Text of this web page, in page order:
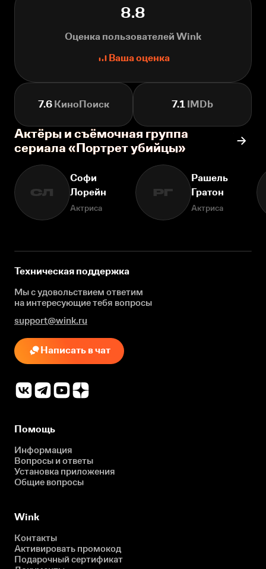
8.8
Оценка пользователей Wink
Ваша оценка
7.6 КиноПоиск 7.1 IMDb
Актёры и съёмочная группа
сериала «Портрет убийцы»
СЛ
Софи
Лорейн
Актриса
РГ
Рашель
Гратон
Актриса
Техническая поддержка
Мы с удовольствием ответим
на интересующиетебя вопросы
support@wink.ru
Написать в чат
Помощь
Информация
Вопросы и ответы
Установка приложения
Общие вопросы
Wink
Контакты
Активировать промокод
Подарочный сертификат